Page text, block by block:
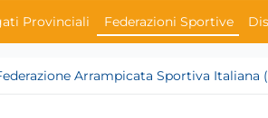
Provinciali Federazioni Sportive
Arrampicata Sportiva Italiana